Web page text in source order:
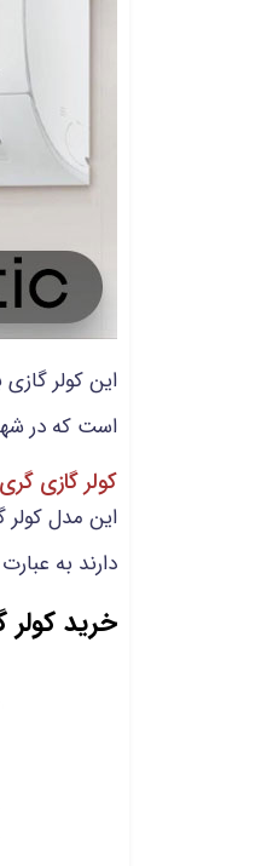
است که در
کولر گازی گری
دارند به
خرید